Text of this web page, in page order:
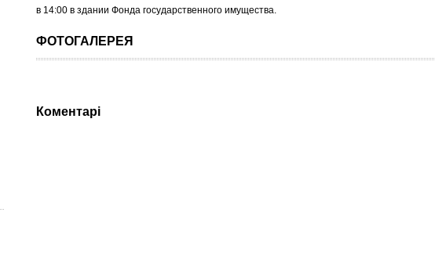
в 14:00 в здании Фонда государственного имущества.
ФОТОГАЛЕРЕЯ
Коментарі